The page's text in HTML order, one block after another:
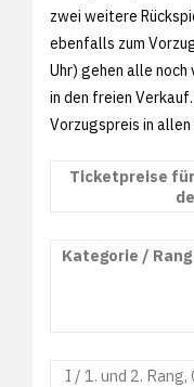
zwei weitere
ebenfalls zum
Uhr) gehen alle
in den freien
Vorzugspreis in
Ticketpreise
Kategorie / Rang
I / 1. und 2. Rang,